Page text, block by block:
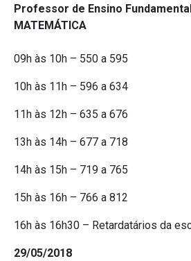
Professor de Ensino
MATEMÁTICA
09h às 10h – 550 a 595
10h às 11h – 596 a 634
11h às 12h – 635 a 676
13h às 14h – 677 a 718
14h às 15h – 719 a 765
15h às 16h – 766 a 812
16h às 16h30 – Retardatários da
29/05/2018